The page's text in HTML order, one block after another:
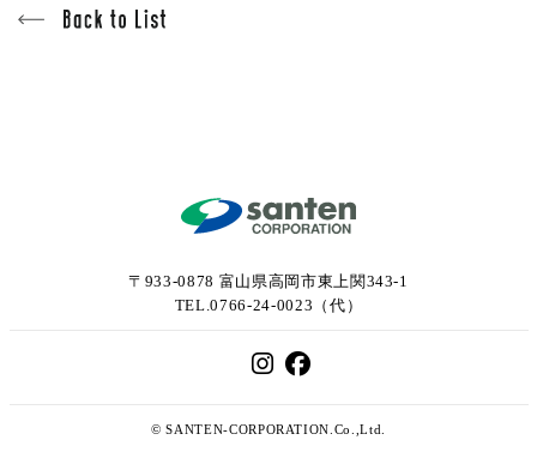
〒933-0878 富山県高岡市東上関343-1
TEL.0766-24-0023（代）
© SANTEN-CORPORATION.Co.,Ltd.